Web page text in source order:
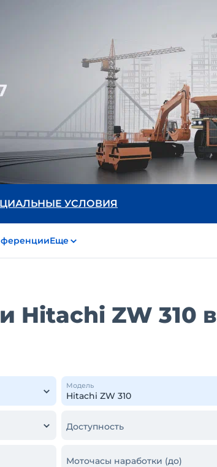
УСЛОВИЯ
Еще
Hitachi ZW 310 в
Модель
Доступность
Моточасы наработки (до)